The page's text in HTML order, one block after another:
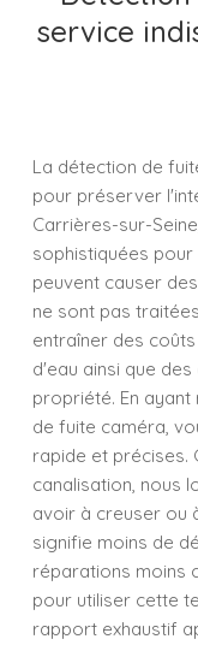
service
La détection de
pour préserver
Carrières-sur-
sophistiquées
peuvent causer
ne sont pas
entraîner des
d'eau ainsi que
propriété. En
de fuite caméra,
rapide et précises.
canalisation, nous
avoir à creuser ou
signifie moins de
réparations moins
pour utiliser cette
rapport exhaustif